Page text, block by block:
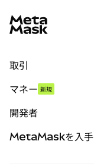
取引
パーペチュアル
RWA
マネー 新規
開発者
MetaMaskを入手